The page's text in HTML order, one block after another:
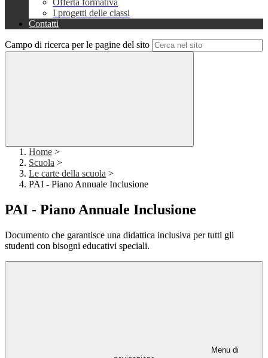
Offerta formativa
I progetti delle classi
Contatti
Campo di ricerca per le pagine del sito
Home >
Scuola >
Le carte della scuola >
PAI - Piano Annuale Inclusione
PAI - Piano Annuale Inclusione
Documento che garantisce una didattica inclusiva per tutti gli
studenti con bisogni educativi speciali.
Menu di